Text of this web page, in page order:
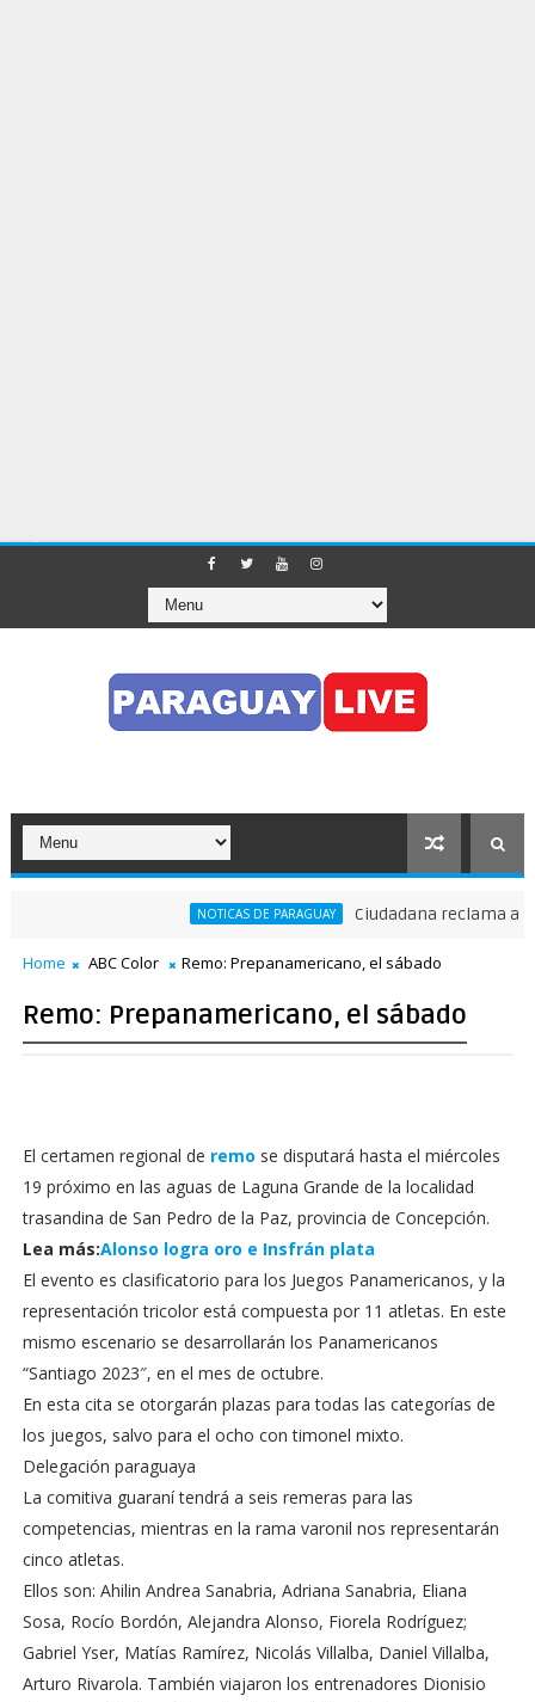
NOTICAS DE PARAGUAY Ciudadana reclama a
Home ABC Color Remo: Prepanamericano, el sábado
Remo: Prepanamericano, el sábado
El certamen regional de remo se disputará hasta el miércoles
19 próximo en las aguas de Laguna Grande de la localidad
trasandina de San Pedro de la Paz, provincia de Concepción.
Lea más:Alonso logra oro e Insfrán plata
El evento es clasificatorio para los Juegos Panamericanos, y la
representación tricolor está compuesta por 11 atletas. En este
mismo escenario se desarrollarán los Panamericanos
“Santiago 2023″, en el mes de octubre.
En esta cita se otorgarán plazas para todas las categorías de
los juegos, salvo para el ocho con timonel mixto.
Delegación paraguaya
La comitiva guaraní tendrá a seis remeras para las
competencias, mientras en la rama varonil nos representarán
cinco atletas.
Ellos son: Ahilin Andrea Sanabria, Adriana Sanabria, Eliana
Sosa, Rocío Bordón, Alejandra Alonso, Fiorela Rodríguez;
Gabriel Yser, Matías Ramírez, Nicolás Villalba, Daniel Villalba,
Arturo Rivarola. También viajaron los entrenadores Dionisio